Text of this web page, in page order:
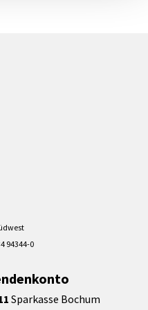
94344-0
Sparkasse Bochum